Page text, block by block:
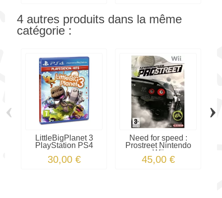
4 autres produits dans la même
catégorie :
LittleBigPlanet 3
PlayStation PS4
30,00 €
Need for speed :
Prostreet Nintendo
Wii
45,00 €
‹ ›